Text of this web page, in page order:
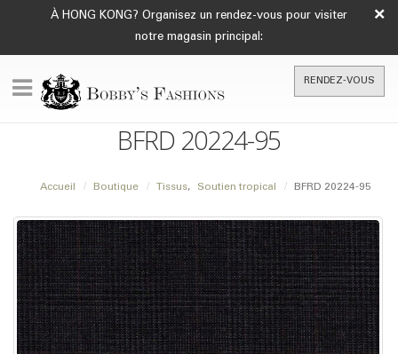
À HONG KONG? Organisez un rendez-vous pour visiter
notre magasin principal:
×
RENDEZ-VOUS
BFRD 20224-95
Accueil Boutique Tissus, Soutien tropical BFRD 20224-95